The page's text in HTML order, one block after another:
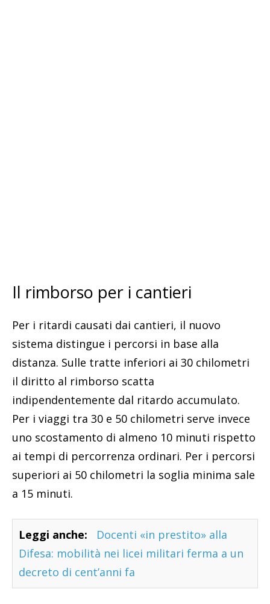
Il rimborso per i cantieri
Per i ritardi causati dai cantieri, il nuovo
sistema distingue i percorsi in base alla
distanza. Sulle tratte inferiori ai 30 chilometri
il diritto al rimborso scatta
indipendentemente dal ritardo accumulato.
Per i viaggi tra 30 e 50 chilometri serve invece
uno scostamento di almeno 10 minuti rispetto
ai tempi di percorrenza ordinari. Per i percorsi
superiori ai 50 chilometri la soglia minima sale
a 15 minuti.
Leggi anche:
Docenti «in prestito» alla
Difesa: mobilità nei licei militari ferma a un
decreto di cent’anni fa